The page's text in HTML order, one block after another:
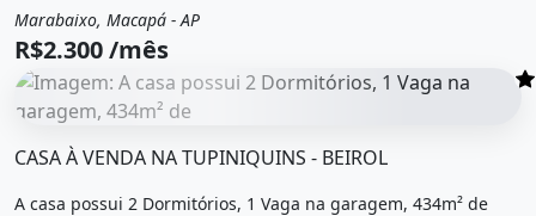
Aluguel
Casa em condomínio
Marabaixo, Macapá - AP
R$2.300 /mês
CASA À VENDA NA TUPINIQUINS - BEIROL
A casa possui 2 Dormitórios, 1 Vaga na garagem, 434m² de